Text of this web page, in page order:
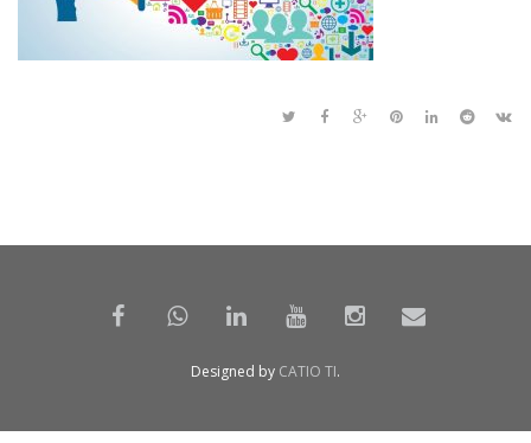
Designed by CATIO TI.